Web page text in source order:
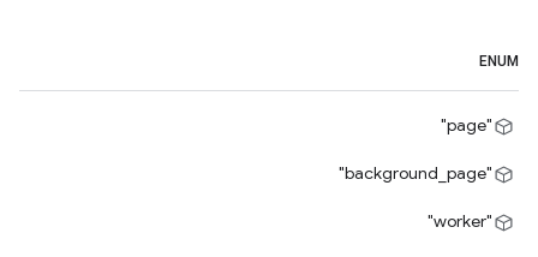
ENUM
"page"
"background_page"
‎"worker"‎